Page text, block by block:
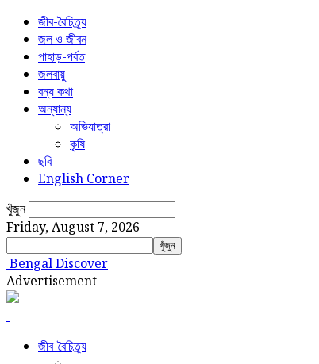
জীব-বৈচিত্র্য
জল ও জীবন
পাহাড়-পর্বত
জলবায়ু
বন্য কথা
অন্যান্য
অভিযাত্রা
কৃষি
ছবি
English Corner
খুঁজুন
Friday, August 7, 2026
Bengal Discover
Advertisement
জীব-বৈচিত্র্য